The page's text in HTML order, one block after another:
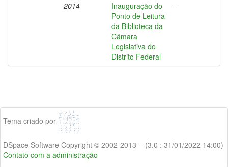
2014
Inauguração do
Ponto de Leitura
da Biblioteca da
Câmara
Legislativa do
Distrito Federal
-
Tema criado por
DSpace Software Copyright © 2002-2013 - (3.0 : 31/01/2022 14:00)
Contato com a administração